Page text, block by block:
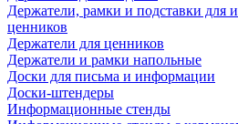
Держатели, рамки и подставки для
ценников
Держатели для ценников
Держатели и рамки напольные
Доски для письма и информации
Доски-штендеры
Информационные стенды